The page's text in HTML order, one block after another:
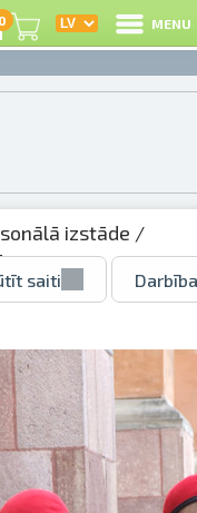
0 MENU
izstāde /
saiti